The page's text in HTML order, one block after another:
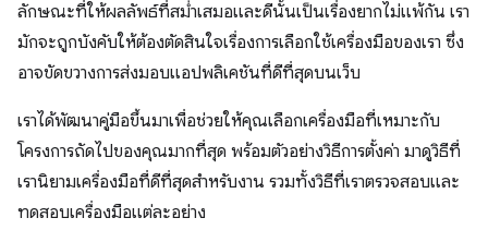
ลักษณะที่ให้ผลลัพธ์ที่สม่ำเสมอและดีนั้นเป็นเรื่องยากไม่แพ้กัน เรา
มักจะถูกบังคับให้ต้องตัดสินใจเรื่องการเลือกใช้เครื่องมือของเรา ซึ่ง
อาจขัดขวางการส่งมอบแอปพลิเคชันที่ดีที่สุดบนเว็บ
เราได้พัฒนาคู่มือขึ้นมาเพื่อช่วยให้คุณเลือกเครื่องมือที่เหมาะกับ
โครงการถัดไปของคุณมากที่สุด พร้อมตัวอย่างวิธีการตั้งค่า มาดูวิธีที่
เรานิยามเครื่องมือที่ดีที่สุดสำหรับงาน รวมทั้งวิธีที่เราตรวจสอบและ
ทดสอบเครื่องมือแต่ละอย่าง